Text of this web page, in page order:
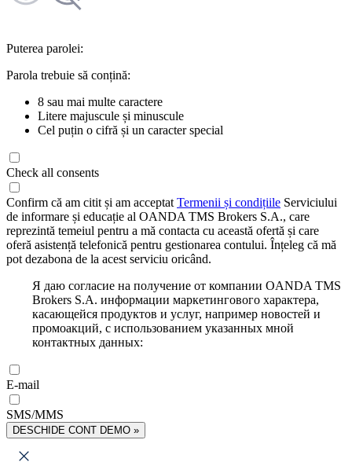
Puterea parolei:
Parola trebuie să conțină:
8 sau mai multe caractere
Litere majuscule și minuscule
Cel puțin o cifră și un caracter special
Check all consents
Confirm că am citit și am acceptat Termenii și condițiile Serviciului
de informare și educație al OANDA TMS Brokers S.A., care
reprezintă temeiul pentru a mă contacta cu această ofertă și care
oferă asistență telefonică pentru gestionarea contului. Înțeleg că mă
pot dezabona de la acest serviciu oricând.
Я даю согласие на получение от компании OANDA TMS
Brokers S.A. информации маркетингового характера,
касающейся продуктов и услуг, например новостей и
промоакций, с использованием указанных мной
контактных данных:
E-mail
SMS/MMS
DESCHIDE CONT DEMO »